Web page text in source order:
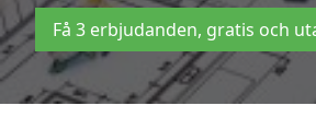
Få 3 erbjudanden, gratis och